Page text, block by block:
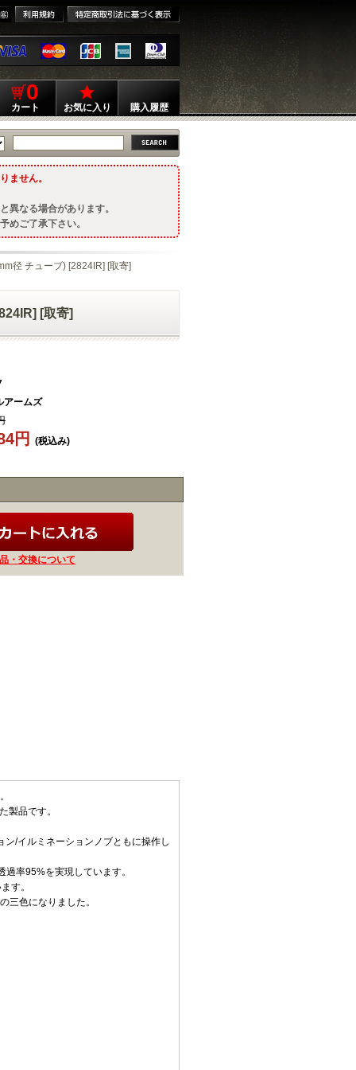
0
カート お気に入り 購入履歴
ません。
異なる場合があります。
めご了承下さい。
径 チューブ) [2824IR] [取寄]
[取寄]
アームズ
円
(税込み)
・交換について
製品です。
/イルミネーションノブともに操作し
率95%を実現しています。
す。
三色になりました。